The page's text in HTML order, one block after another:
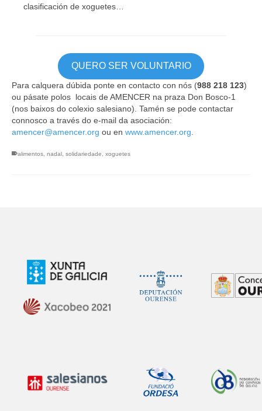
clasificación de xoguetes…
QUERO SER VOLUNTARIO
Para calquera dúbida ponte en contacto con nós (988 218 123)
ou pásate polos locais de AMENCER na praza Don Bosco-1
(nos baixos do colexio salesiano). Tamén se pode contactar
connosco a través do e-mail da asociación:
amencer@amencer.org ou en www.amencer.org
alimentos nadal solidariedade xoguetes